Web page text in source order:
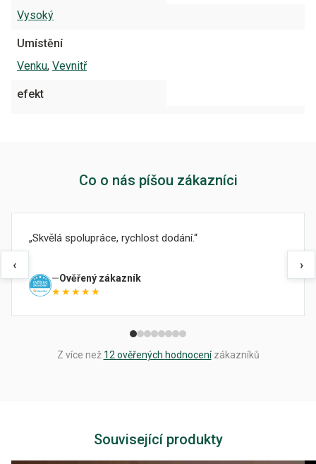
Vysoký
Umístění
Venku, Vevnitř
efekt
Co o nás píšou zákazníci
‹
Skvělá spolupráce, rychlost dodání.
Ověřený zákazník
★★★★★
›
Z více než 12 ověřených hodnocenízákazníků
Související produkty